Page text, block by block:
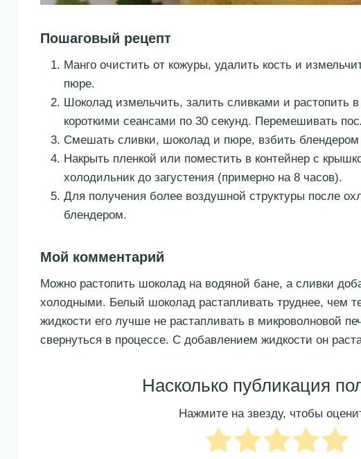
Пошаговый рецепт
Манго очистить от кожуры, удалить кость и
пюре.
Шоколад измельчить, залить сливками и растопить
короткими сеансами по 30 секунд. Перемешивать
Смешать сливки, шоколад и пюре, взбить блендером
Накрыть пленкой или поместить в контейнер с
холодильник до загустения (примерно на 8 часов).
Для получения более воздушной структуры после
блендером.
Мой комментарий
Можно растопить шоколад на водяной бане, а сливки
холодными. Белый шоколад растапливать труднее, чем
жидкости его лучше не растапливать в микроволновой
свернуться в процессе. С добавлением жидкости он
Насколько публикация
Нажмите на звезду, чтобы